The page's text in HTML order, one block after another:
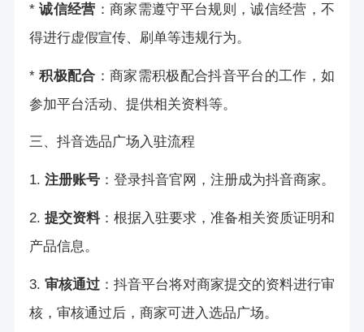
*诚信经营 ：商家需遵守平台规则，诚信经营，不
得进行虚假宣传、刷单等违规行为。
*积极配合 ：商家需积极配合抖音平台的工作，如
参加平台活动、提供相关资料等。
三、抖音选品广场入驻流程
1. 注册账号：登录抖音官网，注册成为抖音商家。
2. 提交资料：根据入驻要求，准备相关资质证明和
产品信息。
3. 审核通过：抖音平台将对商家提交的资料进行审
核，审核通过后，商家可进入选品广场。